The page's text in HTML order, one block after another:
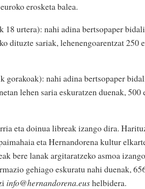
erosketa balea.
18 urtera): nahi adina bertsopaper
dituzte sariak, lehenengoarentzat 250
gorakoak): nahi adina bertsopaper
lehen saria eskuratzen duenak,
eta doinua libreak izango dira.
eta Hernandorena kultur
bere lanak argitaratzeko asmoa
gehiago eskuratu nahi duenak,
info@hernandorena.eushelbidera.